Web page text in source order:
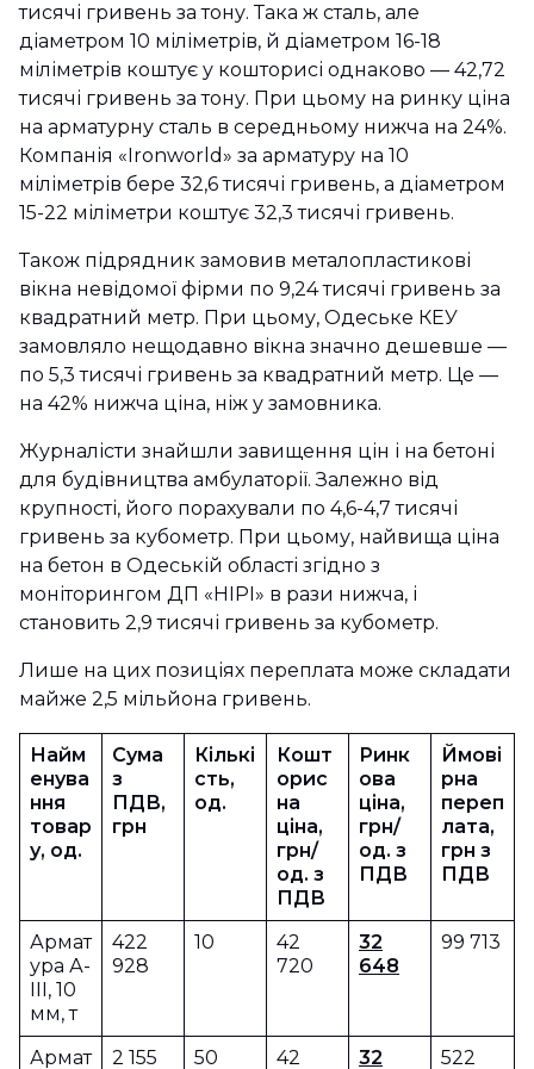
тисячі гривень за тону. Така ж сталь, але
діаметром 10 міліметрів, й діаметром 16-18
міліметрів коштує у кошторисі однаково — 42,72
тисячі гривень за тону. При цьому на ринку ціна
на арматурну сталь в середньому нижча на 24%.
Компанія «Ironworld» за арматуру на 10
міліметрів бере 32,6 тисячі гривень, а діаметром
15-22 міліметри коштує 32,3 тисячі гривень.
Також підрядник замовив металопластикові
вікна невідомої фірми по 9,24 тисячі гривень за
квадратний метр. При цьому, Одеське КЕУ
замовляло нещодавно вікна значно дешевше —
по 5,3 тисячі гривень за квадратний метр. Це —
на 42% нижча ціна, ніж у замовника.
Журналісти знайшли завищення цін і на бетоні
для будівництва амбулаторії. Залежно від
крупності, його порахували по 4,6-4,7 тисячі
гривень за кубометр. При цьому, найвища ціна
на бетон в Одеській області згідно з
моніторингом ДП «НІРІ» в рази нижча, і
становить 2,9 тисячі гривень за кубометр.
Лише на цих позиціях переплата може складати
майже 2,5 мільйона гривень.
Найм
енува
ння
товар
у, од.
Сума
з
ПДВ,
грн
Кількі
сть,
од.
Кошт
орис
на
ціна,
грн/
од. з
ПДВ
Ринк
ова
ціна,
грн/
од. з
ПДВ
Ймові
рна
переп
лата,
грн з
ПДВ
Армат
ура А-
ІІІ, 10
мм, т
422
928
10
42
720
32
648
99 713
Армат 2 155 50 42 32 522